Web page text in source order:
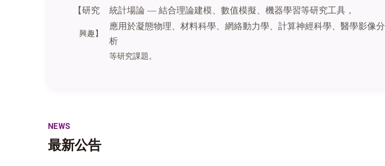
【研究 統計場論 — 結合理論建模、數值模擬、機器學習等研究工具，
興趣】
應用於凝態物理、材料科學、網絡動力學、計算神經科學、醫學影像分
析
等研究課題。
NEWS
最新公告